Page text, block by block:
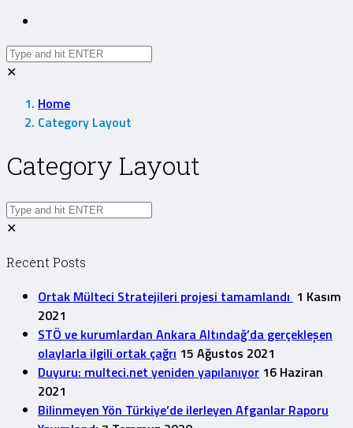
✕
Home
Category Layout
Category Layout
✕
Recent Posts
Ortak Mülteci Stratejileri projesi tamamlandı 1 Kasım
2021
STÖ ve kurumlardan Ankara Altındağ’da gerçekleşen
olaylarla ilgili ortak çağrı 15 Ağustos 2021
Duyuru: multeci.net yeniden yapılanıyor 16 Haziran
2021
Bilinmeyen Yön Türkiye’de ilerleyen Afganlar Raporu